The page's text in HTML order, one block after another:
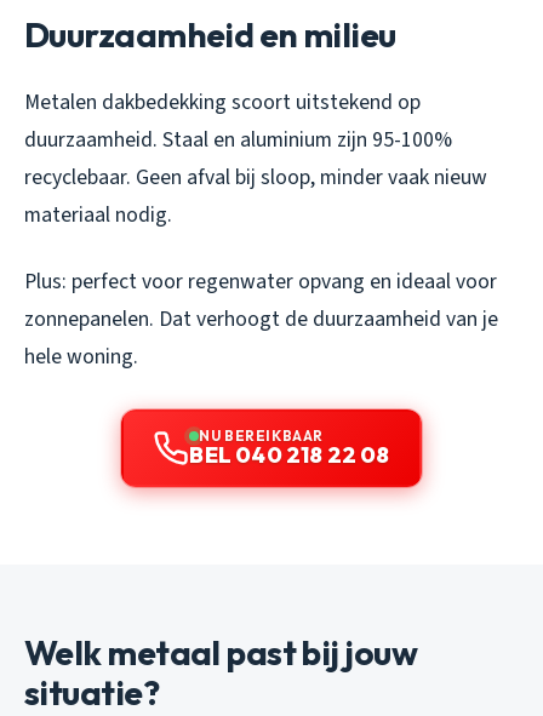
Duurzaamheid en milieu
Metalen dakbedekking scoort uitstekend op
duurzaamheid. Staal en aluminium zijn 95-100%
recyclebaar. Geen afval bij sloop, minder vaak nieuw
materiaal nodig.
Plus: perfect voor regenwater opvang en ideaal voor
zonnepanelen. Dat verhoogt de duurzaamheid van je
hele woning.
NU BEREIKBAAR
BEL 040 218 22 08
Welk metaal past bij jouw
situatie?